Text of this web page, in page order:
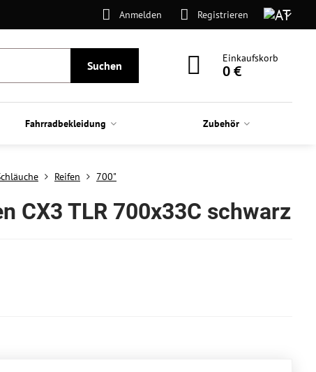
Anmelden Registrieren
Suchen
Einkaufskorb
0 €
Fahrradbekleidung Zubehör
Reifen 700"
CX3 TLR 700x33C schwarz